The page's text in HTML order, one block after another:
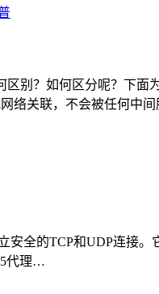
别？如何区分呢？下
络关联，不会被任何中
安全的TCP和UDP连接
代理…